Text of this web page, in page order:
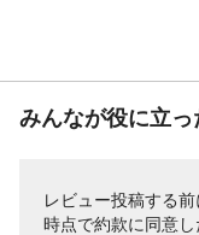
みんなが役に立
レビュー投稿する
時点で約款に同意し